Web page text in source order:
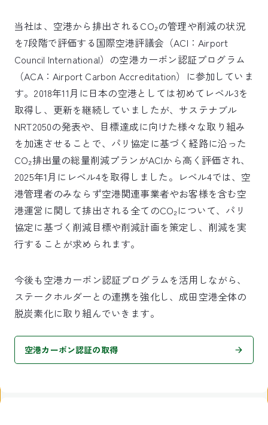
当社は、空港から排出されるCO₂の管理や削減の状況
を7段階で評価する国際空港評議会（ACI：Airport
Council International）の空港カーボン認証プログラム
（ACA：Airport Carbon Accreditation）に参加していま
す。2018年11月に日本の空港としては初めてレベル3を
取得し、更新を継続していましたが、サステナブル
NRT2050の発表や、目標達成に向けた様々な取り組み
を加速させることで、パリ協定に基づく経路に沿った
CO₂排出量の総量削減プランがACIから高く評価され、
2025年1月にレベル4を取得しました。レベル4では、空
港管理者のみならず空港関連事業者やお客様を含む空
港運営に関して排出される全てのCO₂について、パリ
協定に基づく削減目標や削減計画を策定し、削減を実
行することが求められます。
今後も空港カーボン認証プログラムを活用しながら、
ステークホルダーとの連携を強化し、成田空港全体の
脱炭素化に取り組んでいきます。
空港カーボン認証の取得